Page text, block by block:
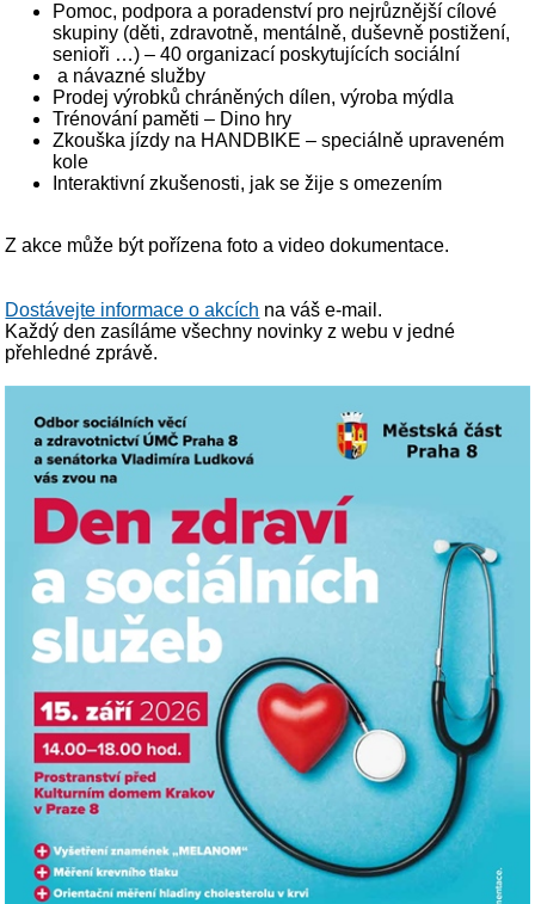
Pomoc, podpora a poradenství pro nejrůznější cílové
skupiny (děti, zdravotně, mentálně, duševně postižení,
senioři …) – 40 organizací poskytujících sociální
a návazné služby
Prodej výrobků chráněných dílen, výroba mýdla
Trénování paměti – Dino hry
Zkouška jízdy na HANDBIKE – speciálně upraveném
kole
Interaktivní zkušenosti, jak se žije s omezením
Z akce může být pořízena foto a video dokumentace.
Dostávejte informace o akcích na váš e-mail.
Každý den zasíláme všechny novinky z webu v jedné
přehledné zprávě.